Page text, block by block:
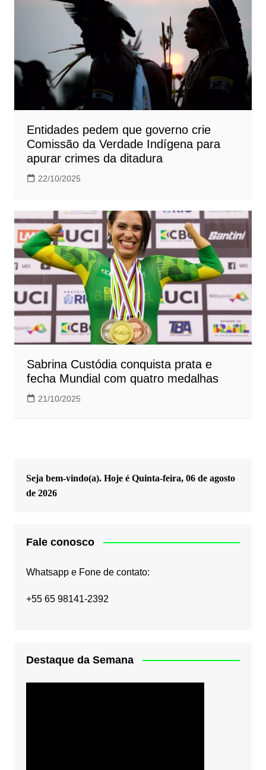
Entidades pedem que governo crie
Comissão da Verdade Indígena para
apurar crimes da ditadura
22/10/2025
Sabrina Custódia conquista prata e
fecha Mundial com quatro medalhas
21/10/2025
Seja bem-vindo(a). Hoje é Quinta-feira, 06 de agosto
de 2026
Fale conosco
Whatsapp e Fone de contato:
+55 65 98141-2392
Destaque da Semana